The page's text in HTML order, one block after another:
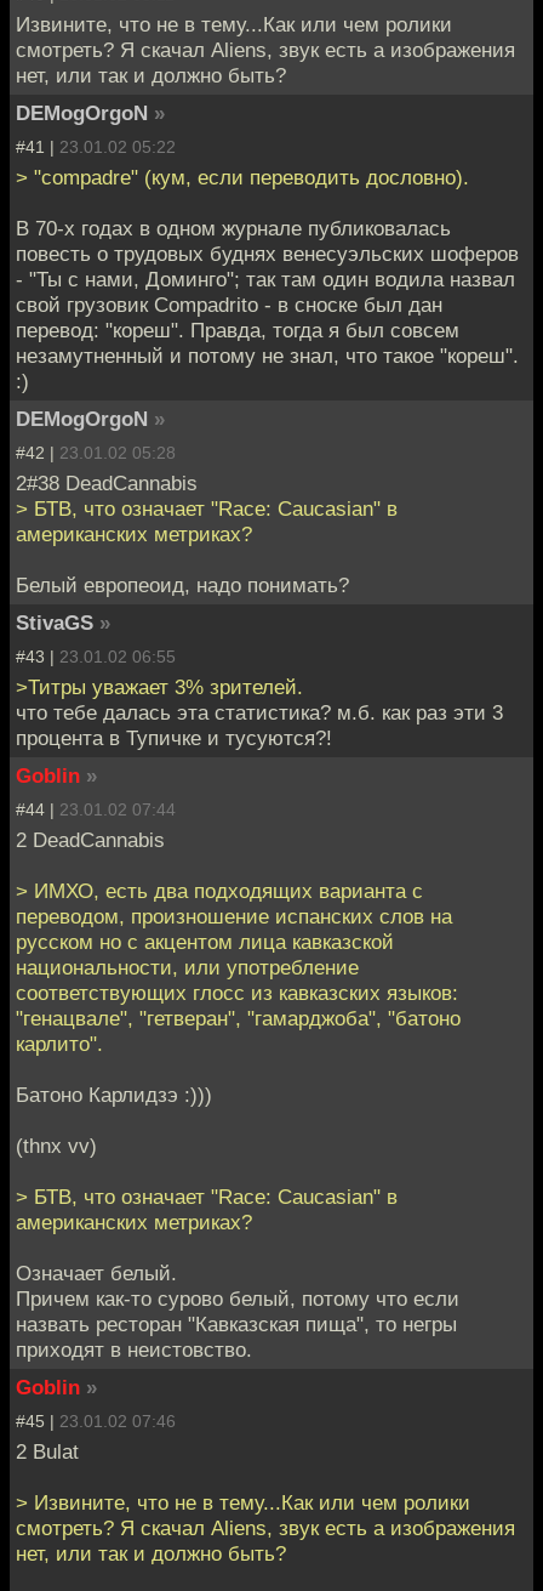
Извините, что не в тему...Как или чем ролики
смотреть? Я скачал Aliens, звук есть а изображения
нет, или так и должно быть?
DEMogOrgoN »
#41 | 23.01.02 05:22
> "compadre" (кум, если переводить дословно).
В 70-х годах в одном журнале публиковалась
повесть о трудовых буднях венесуэльских шоферов
- "Ты с нами, Доминго"; так там один водила назвал
свой грузовик Compadrito - в сноске был дан
перевод: "кореш". Правда, тогда я был совсем
незамутненный и потому не знал, что такое "кореш".
:)
DEMogOrgoN »
#42 | 23.01.02 05:28
2#38 DeadCannabis
> БТВ, что означает "Race: Caucasian" в
американских метриках?
Белый европеоид, надо понимать?
StivaGS »
#43 | 23.01.02 06:55
>Титры уважает 3% зрителей.
что тебе далась эта статистика? м.б. как раз эти 3
процента в Тупичке и тусуются?!
Goblin »
#44 | 23.01.02 07:44
2 DeadCannabis
> ИМХО, есть два подходящих варианта с
переводом, произношение испанских слов на
русском но с акцентом лица кавказской
национальности, или употребление
соответствующих глосс из кавказских языков:
"генацвале", "гетверан", "гамарджоба", "батоно
карлито".
Батоно Карлидзэ :)))
(thnx vv)
> БТВ, что означает "Race: Caucasian" в
американских метриках?
Означает белый.
Причем как-то сурово белый, потому что если
назвать ресторан "Кавказская пища", то негры
приходят в неистовство.
Goblin »
#45 | 23.01.02 07:46
2 Bulat
> Извините, что не в тему...Как или чем ролики
смотреть? Я скачал Aliens, звук есть а изображения
нет, или так и должно быть?